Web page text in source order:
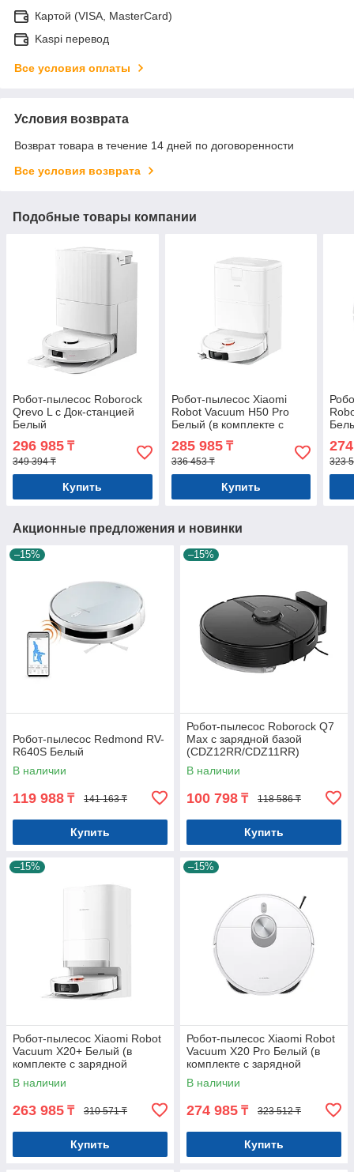
Картой (VISA, MasterCard)
Kaspi перевод
Все условия оплаты
Условия возврата
Возврат товара в течение 14 дней по договоренности
Все условия возврата
Подобные товары компании
Робот-пылесос Roborock
Qrevo L с Док-станцией
Белый
296 985 ₸
349 394 ₸
Купить
Робот-пылесос Xiaomi
Robot Vacuum H50 Pro
Белый (в комплекте с
зарядной станцией OV42-
JZGL)
285 985₸
336 453 ₸
Купить
323
Акционные предложения и новинки
–15%
Робот-пылесос Redmond RV-
R640S Белый
В наличии
119 988 ₸ 141 163 ₸
Купить
–15%
Робот-пылесос Roborock Q7
Max с зарядной базой
(CDZ12RR/CDZ11RR)
Черный
В наличии
100 798 ₸ 118 586 ₸
Купить
–15%
Робот-пылесос Xiaomi Robot
Vacuum X20+ Белый (в
комплекте с зарядной
станцией JZ2302)
В наличии
263 985 ₸ 310 571 ₸
Купить
–15%
Робот-пылесос Xiaomi Robot
Vacuum X20 Pro Белый (в
комплекте с зарядной
станцией D102-JZEU)
В наличии
274 985 ₸ 323 512 ₸
Купить